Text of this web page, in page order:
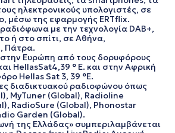
ηλεκτρονικούς υπολογιστές, σε
μέσω της εφαρμογής ERTflix.
με την τεχνολογία DAB+,
ή στο σπίτι, σε Αθήνα,
Πάτρα.
Ευρώπη από τους δορυφόρους
HellasSat4,39 ° E. και στην Αφρική
Hellas Sat 3, 39 °E.
διαδικτυακού ραδιοφώνου όπως
MyTuner (Global), Radioline
RadioSure (Global), Phonostar
Garden (Global).
της Ελλάδας» συμπεριλαμβάνεται